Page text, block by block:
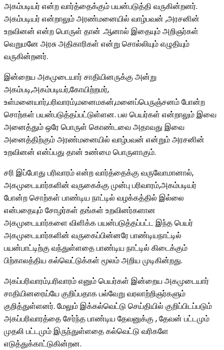
அகம்படியர் என்ற வார்த்தைக்கும் பயன்படுத்தி வருகின்றனர்.
அகம்படியர் என்றாலும் அரண்மனையில் வாழ்பவன் ,அரசனின்
உறவினன் என்ற பொருள் தான் .ஆனால் இதையும் அறிஞர்கள்
வெறுமனே அரசு அதிகாரிகள் என்று சொல்லியும் எழுதியும்
வருகின்றனர்.
இன்றைய அகமுடையார் சாதியினருக்கு அன்று
அகம்படி,அகம்படியர்,கோயிற்றமர்,
உள்மனையார்,பரிவாரம்,மனைமகன்,மனைப்பெருஞ்சனம் போன்ற
சொற்கள் பயன்படுத்தப்பட்டுள்ளன. பல பெயர்கள் என்றாலும் இவை
அனைத்தும் ஒரே பொருள் கொண்டவை அதாவது இவை
அனைத்திற்கும் அரண்மனையில் வாழ்பவன் என்றும் அரசனின்
உறவினன் என்ப்பது தான் உண்மை பொருளாகும்.
சரி இப்போது பரிவாரம் என்ற வார்த்தைக்கு வருவோமானால்,
அகமுடையார்களின் வருகைக்கு முன்பு பரிவாரம்,அகம்படியர்
போன்ற சொற்கள் பாண்டிய நாட்டில் வழக்கத்தில் இல்லை
என்பதையும் சோழர்கள் தங்கள் உறவினர்களான
அகமுடையார்களை விளிக்க பயன்படுத்தப்பட்ட இந்த பெயர்
அகமுடையார்களின் வருகைப்பின்னரே பாண்டியநாட்டில்
பயன்பாட்டிற்கு வந்துள்ளதை பாண்டிய நாட்டில் கிடைக்கும்
பிற்காலத்திய கல்வெட்டுக்கள் மூலம் அறிய முடிகின்றது.
அகப்பரிவாரம்,பரிவாரம் எனும் பெயர்கள் இன்றைய அகமுடையார்
சாதியினரைய்யே குறிப்பதாக பல்வேறு வரலாற்றிஞர்களும்
குறித்துள்ளனர். மேலும் இக்கல்வெட்டு செய்தியில் குறிப்பிடப்படும்
அகப்பரிவாரத்தை சேர்ந்த பாண்டிய தேவனுக்கு , தேவன் பட்டமும்
முதலி பட்டமும் இருந்துள்ளதை கல்வெட்டு வரிகளே
எடுத்துக்காட்டுகின்றன.